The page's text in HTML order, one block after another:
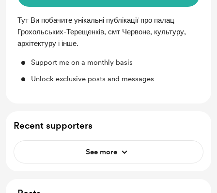
Тут Ви побачите унікальні публікації про палац
Грохольських-Терещенків, смт Червоне, культуру,
архітектуру і інше.
Support me on a monthly basis
Unlock exclusive posts and messages
Recent supporters
See more